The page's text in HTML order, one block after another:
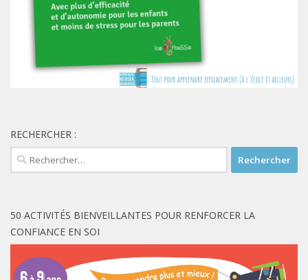
RECHERCHER :
Rechercher :
50 ACTIVITÉS BIENVEILLANTES POUR RENFORCER LA
CONFIANCE EN SOI